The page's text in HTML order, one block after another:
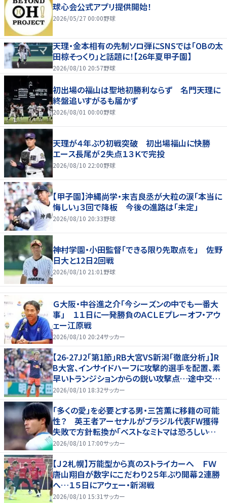
球心会公式アプリ提供開始！
2026/05/27 00:00野球
天理・金本相有の先制ソロ弾にSNSでは「OBの太
田椋そっくり」と話題に！【26年夏甲子園】
2026/08/10 20:57野球
初出場の福山は聖地初勝利ならず 名門天理に
終盤追いすがるも届かず
2026/08/01 00:00野球
天理が４年ぶり初戦突破 初出場福山に快勝
エース長尾が２失点１３Ｋで完投
2026/08/10 22:00野球
【甲子園】沖縄尚学・末吉良丞が大粒の涙「本当に
悔しい」３回で降板 今後の進路は「未定」
2026/08/10 20:33野球
神村学園・小田監督「できる限り先取点を」 佐野
日大と12日2回戦
2026/08/10 21:01 野球
Ｇ大阪・中谷進之介「今シーズンの中でも一番大
事」 １１日に一発勝負のＡＣＬＥプレーオフ・アウ
ェー江原戦
2026/08/10 20:24サッカー
【26-27J2「第1節」RB大宮VS新潟「徹底分析」】R
B大宮、インサイドハーフに攻撃的選手を配置、素
早いトランジションからの鋭い攻撃点…途中交代
での“メッセージ”も(1)
2026/08/10 18:32サッカー
「多くの愛」を必要とする男・三笘薫に移籍の可能
性？ 英王者アーセナルがブラジル代表FW獲得
失敗で方針転換か「ベストなミトマは恐ろしいほ
ど優れている」
2026/08/10 17:00サッカー
【Ｊ２札幌】万能型から真のストライカーへ ＦＷ
唐山翔自が数字にこだわり２５年ぶり開幕２連勝
へ…１５日にアウェー・新潟戦
2026/08/10 15:31サッカー